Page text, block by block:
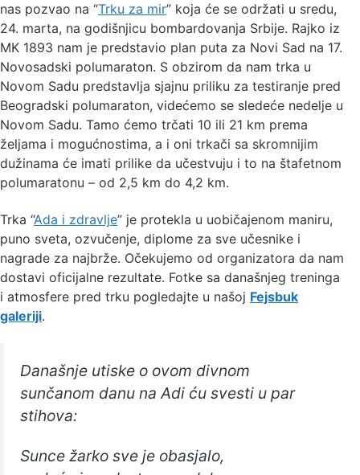
nas pozvao na “Trku za mir” koja će se održati u sredu,
24. marta, na godišnjicu bombardovanja Srbije. Rajko iz
MK 1893 nam je predstavio plan puta za Novi Sad na 17.
Novosadski polumaraton. S obzirom da nam trka u
Novom Sadu predstavlja sjajnu priliku za testiranje pred
Beogradski polumaraton, videćemo se sledeće nedelje u
Novom Sadu. Tamo ćemo trčati 10 ili 21 km prema
željama i mogućnostima, a i oni trkači sa skromnijim
dužinama će imati prilike da učestvuju i to na štafetnom
polumaratonu – od 2,5 km do 4,2 km.
Trka “Ada i zdravlje” je protekla u uobičajenom maniru,
puno sveta, ozvučenje, diplome za sve učesnike i
nagrade za najbrže. Očekujemo od organizatora da nam
dostavi oficijalne rezultate. Fotke sa današnjeg treninga
i atmosfere pred trku pogledajte u našoj Fejsbuk
galeriji.
Današnje utiske o ovom divnom
sunčanom danu na Adi ću svesti u par
stihova:
Sunce žarko sve je obasjalo,